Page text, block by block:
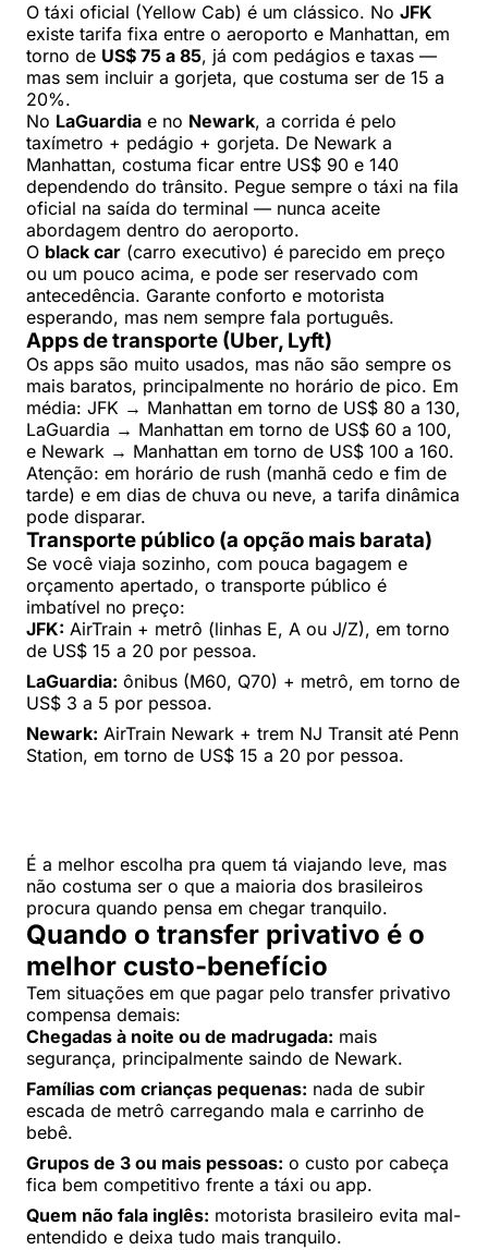
O táxi oficial (Yellow Cab) é um clássico. No JFK
existe tarifa fixa entre o aeroporto e Manhattan, em
torno de US$ 75 a 85, já com pedágios e taxas —
mas sem incluir a gorjeta, que costuma ser de 15 a
20%.
No LaGuardia e no Newark, a corrida é pelo
taxímetro + pedágio + gorjeta. De Newark a
Manhattan, costuma ficar entre US$ 90 e 140
dependendo do trânsito. Pegue sempre o táxi na fila
oficial na saída do terminal — nunca aceite
abordagem dentro do aeroporto.
O black car (carro executivo) é parecido em preço
ou um pouco acima, e pode ser reservado com
antecedência. Garante conforto e motorista
esperando, mas nem sempre fala português.
Apps de transporte (Uber, Lyft)
Os apps são muito usados, mas não são sempre os
mais baratos, principalmente no horário de pico. Em
média: JFK → Manhattan em torno de US$ 80 a 130,
LaGuardia → Manhattan em torno de US$ 60 a 100,
e Newark → Manhattan em torno de US$ 100 a 160.
Atenção: em horário de rush (manhã cedo e fim de
tarde) e em dias de chuva ou neve, a tarifa dinâmica
pode disparar.
Transporte público (a opção mais barata)
Se você viaja sozinho, com pouca bagagem e
orçamento apertado, o transporte público é
imbatível no preço:
JFK: AirTrain + metrô (linhas E, A ou J/Z), em torno
de US$ 15 a 20 por pessoa.
LaGuardia: ônibus (M60, Q70) + metrô, em torno de
US$ 3 a 5 por pessoa.
Newark: AirTrain Newark + trem NJ Transit até Penn
Station, em torno de US$ 15 a 20 por pessoa.
É a melhor escolha pra quem tá viajando leve, mas
não costuma ser o que a maioria dos brasileiros
procura quando pensa em chegar tranquilo.
Quando o transfer privativo é o
melhor custo-benefício
Tem situações em que pagar pelo transfer privativo
compensa demais:
Chegadas à noite ou de madrugada: mais
segurança, principalmente saindo de Newark.
Famílias com crianças pequenas: nada de subir
escada de metrô carregando mala e carrinho de
bebê.
Grupos de 3 ou mais pessoas: o custo por cabeça
fica bem competitivo frente a táxi ou app.
Quem não fala inglês: motorista brasileiro evita mal-
entendido e deixa tudo mais tranquilo.